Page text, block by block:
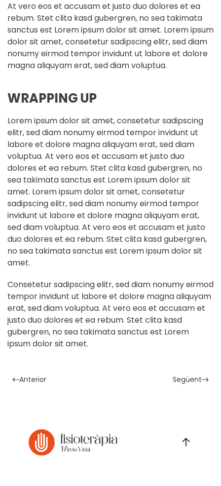
At vero eos et accusam et justo duo dolores et ea
rebum. Stet clita kasd gubergren, no sea takimata
sanctus est Lorem ipsum dolor sit amet. Lorem ipsum
dolor sit amet, consetetur sadipscing elitr, sed diam
nonumy eirmod tempor invidunt ut labore et dolore
magna aliquyam erat, sed diam voluptua.
WRAPPING UP
Lorem ipsum dolor sit amet, consetetur sadipscing
elitr, sed diam nonumy eirmod tempor invidunt ut
labore et dolore magna aliquyam erat, sed diam
voluptua. At vero eos et accusam et justo duo
dolores et ea rebum. Stet clita kasd gubergren, no
sea takimata sanctus est Lorem ipsum dolor sit
amet. Lorem ipsum dolor sit amet, consetetur
sadipscing elitr, sed diam nonumy eirmod tempor
invidunt ut labore et dolore magna aliquyam erat,
sed diam voluptua. At vero eos et accusam et justo
duo dolores et ea rebum. Stet clita kasd gubergren,
no sea takimata sanctus est Lorem ipsum dolor sit
amet.
Consetetur sadipscing elitr, sed diam nonumy eirmod
tempor invidunt ut labore et dolore magna aliquyam
erat, sed diam voluptua. At vero eos et accusam et
justo duo dolores et ea rebum. Stet clita kasd
gubergren, no sea takimata sanctus est Lorem
ipsum dolor sit amet.
Anterior Següent